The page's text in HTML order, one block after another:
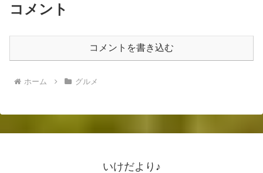
コメント
コメントを書き込む
ホーム グルメ
いけだより♪